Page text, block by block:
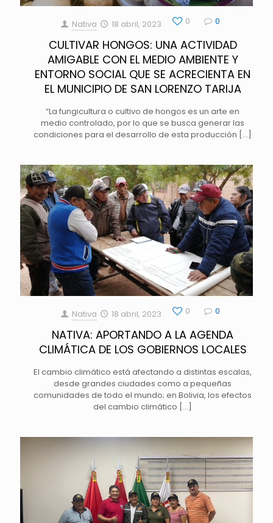
Nativa 18 abril, 2023 0 0
CULTIVAR HONGOS: UNA ACTIVIDAD
AMIGABLE CON EL MEDIO AMBIENTE Y
ENTORNO SOCIAL QUE SE ACRECIENTA EN
EL MUNICIPIO DE SAN LORENZO TARIJA
“La fungicultura o cultivo de hongos es un arte en
medio controlado, por lo que se busca generar las
condiciones para el desarrollo de esta producción […]
Nativa 18 abril, 2023 0 0
NATIVA: APORTANDO A LA AGENDA
CLIMÁTICA DE LOS GOBIERNOS LOCALES
El cambio climático está afectando a distintas escalas,
desde grandes ciudades como a pequeñas
comunidades de todo el mundo; en Bolivia, los efectos
del cambio climático […]